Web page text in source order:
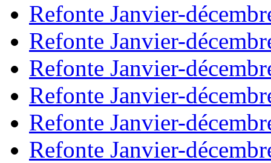
Refonte Janvier-
Refonte Janvier-
Refonte Janvier-
Refonte Janvier-
Refonte Janvier-
Refonte Janvier-